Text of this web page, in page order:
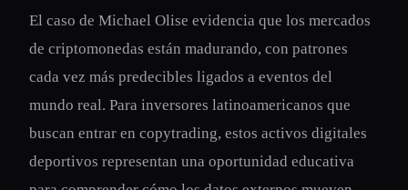
El caso de Michael Olise evidencia que los mercados
de criptomonedas están madurando, con patrones
cada vez más predecibles ligados a eventos del
mundo real. Para inversores latinoamericanos que
buscan entrar en copytrading, estos activos digitales
deportivos representan una oportunidad educativa